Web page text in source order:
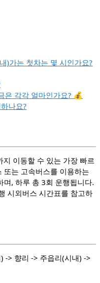
)가는 첫차는 몇 시인가요?
은 각각 얼마인가요? 💰
나요?
이동할 수 있는 가장 빠르
또는 고속버스를 이용하는
며, 하루 총 3회 운행됩니다.
시외버스 시간표를 참고하
-> 향리 -> 주읍리(시내) ->